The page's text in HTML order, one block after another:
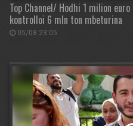
Top Channel/ Hodhi 1 milion
kontrolloi 6 mln ton mbeturina
05/08 23:05